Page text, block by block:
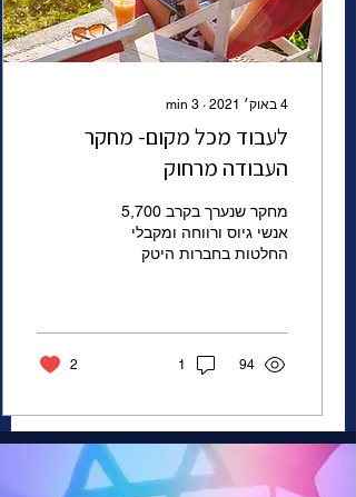
4 באוק׳ 2021 ∙
3
min
לעבוד מכל מקום- מחקר
העבודה מרחוק
מחקר שנערך בקרב 5,700
אנשי גיוס ורווחה ומקבלי
החלטות בחברות היטק
94
1
2